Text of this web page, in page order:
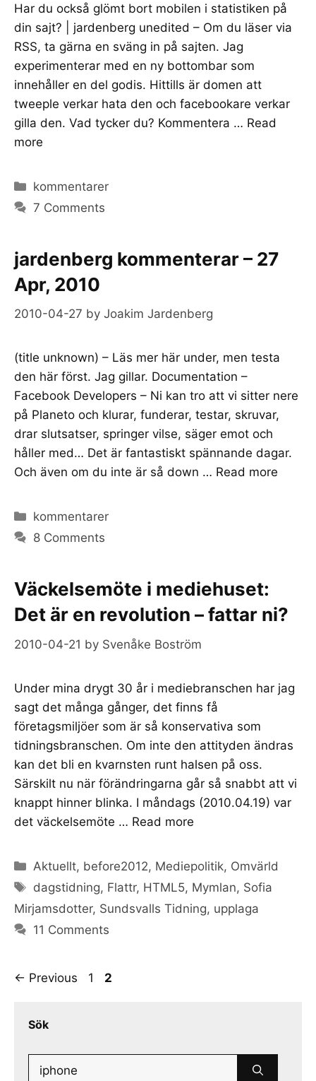
Har du också glömt bort mobilen i statistiken på
din sajt? | jardenberg unedited – Om du läser via
RSS, ta gärna en sväng in på sajten. Jag
experimenterar med en ny bottombar som
innehåller en del godis. Hittills är domen att
tweeple verkar hata den och facebookare verkar
gilla den. Vad tycker du? Kommentera … Read
more
Categories
kommentarer
7 Comments
jardenberg kommenterar – 27
Apr, 2010
2010-04-27 by Joakim Jardenberg
(title unknown) – Läs mer här under, men testa
den här först. Jag gillar. Documentation –
Facebook Developers – Ni kan tro att vi sitter nere
på Planeto och klurar, funderar, testar, skruvar,
drar slutsatser, springer vilse, säger emot och
håller med… Det är fantastiskt spännande dagar.
Och även om du inte är så down … Read more
Categories
kommentarer
8 Comments
Väckelsemöte i mediehuset:
Det är en revolution – fattar ni?
2010-04-21 by Svenåke Boström
Under mina drygt 30 år i mediebranschen har jag
sagt det många gånger, det finns få
företagsmiljöer som är så konservativa som
tidningsbranschen. Om inte den attityden ändras
kan det bli en kvarnsten runt halsen på oss.
Särskilt nu när förändringarna går så snabbt att vi
knappt hinner blinka. I måndags (2010.04.19) var
det väckelsemöte … Read more
Categories
Aktuellt, before2012, Mediepolitik, Omvärld
Tags
dagstidning, Flattr, HTML5, Mymlan, Sofia
Mirjamsdotter, Sundsvalls Tidning, upplaga
11 Comments
← Previous Page
1 Page
2
Sök
Search